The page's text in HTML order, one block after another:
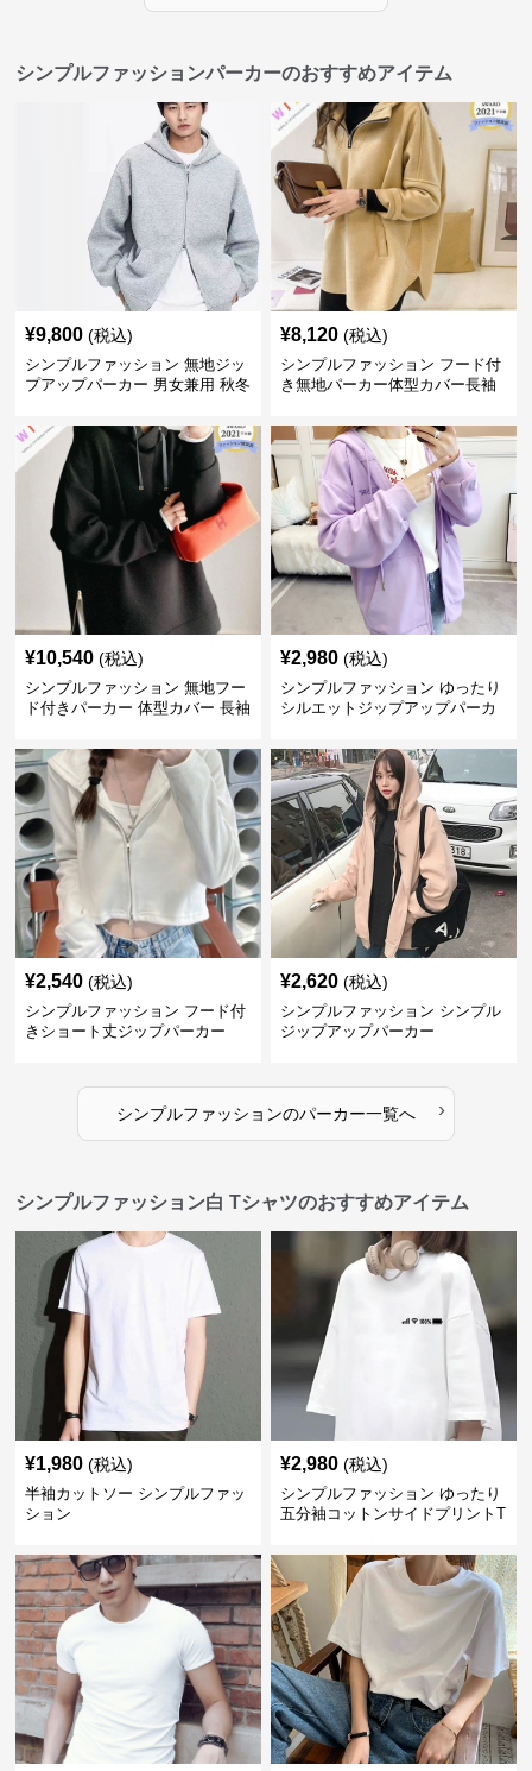
シンプルファッションパーカーのおすすめアイテム
¥9,800 (税込)
シンプルファッション 無地ジッ
プアップパーカー 男女兼用 秋冬
¥8,120 (税込)
シンプルファッション フード付
き無地パーカー体型カバー長袖
¥10,540 (税込)
シンプルファッション 無地フー
ド付きパーカー 体型カバー 長袖
¥2,980 (税込)
シンプルファッション ゆったり
シルエットジップアップパーカ
¥2,540 (税込)
シンプルファッション フード付
きショート丈ジップパーカー
¥2,620 (税込)
シンプルファッション シンプル
ジップアップパーカー
シンプルファッションのパーカー一覧へ ›
シンプルファッション白 Tシャツのおすすめアイテム
¥1,980 (税込)
半袖カットソー シンプルファッ
ション
¥2,980 (税込)
シンプルファッション ゆったり
五分袖コットンサイドプリントT